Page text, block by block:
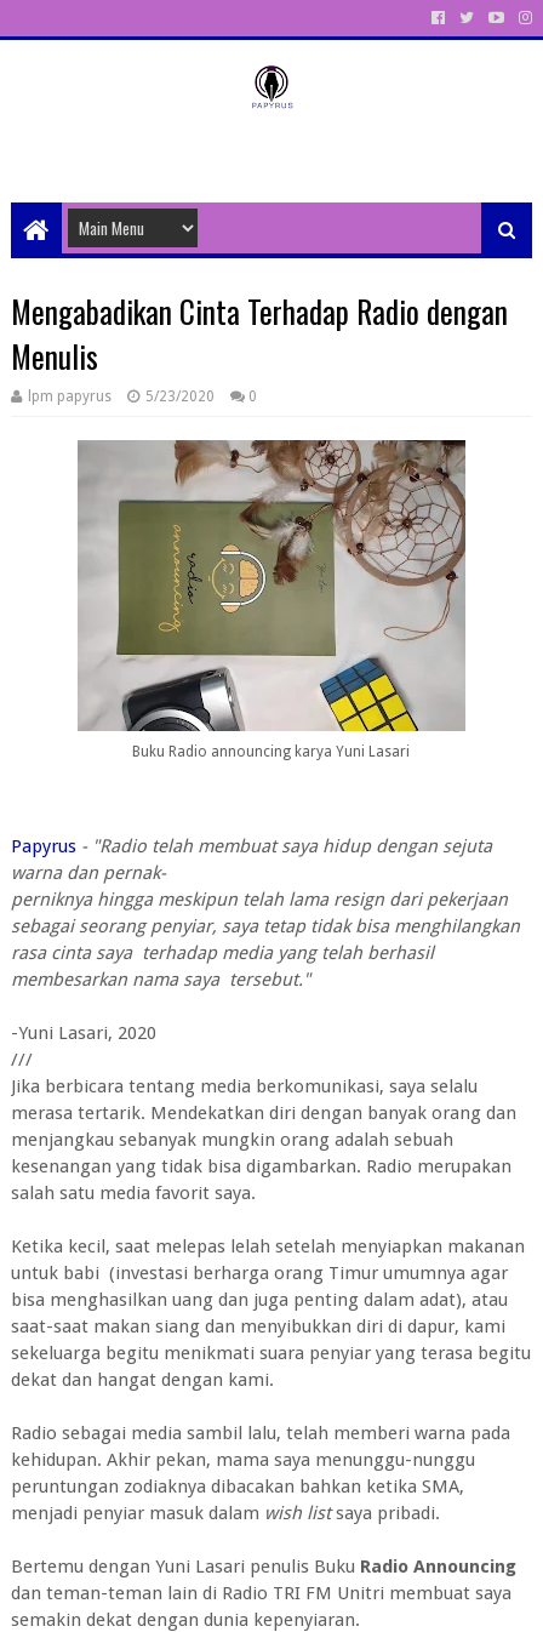
Mengabadikan Cinta Terhadap Radio dengan
Menulis
lpm papyrus 5/23/2020 0
Buku Radio announcing karya Yuni Lasari
Papyrus- "Radio telah membuat saya hidup dengan sejuta
warna dan pernak-
perniknya hingga meskipun telah lama resign dari pekerjaan
sebagaiseorang penyiar, saya tetap tidak bisa menghilangkan
rasa cinta saya terhadap media yang telah berhasil
membesarkan nama saya tersebut."
-Yuni Lasari, 2020
///
Jika berbicara tentang media berkomunikasi, saya selalu
merasa tertarik. Mendekatkan diri dengan banyak orang dan
menjangkau sebanyak mungkin orang adalah sebuah
kesenangan yang tidak bisa digambarkan. Radio merupakan
salah satu media favorit saya.
Ketika kecil, saat melepas lelah setelah menyiapkan makanan
untuk babi (investasi berharga orang Timur umumnya agar
bisa menghasilkan uang dan juga penting dalam adat), atau
saat-saat makan siang dan menyibukkan diri di dapur, kami
sekeluarga begitu menikmati suara penyiar yang terasa begitu
dekat dan hangat dengan kami.
Radio sebagai media sambil lalu, telah memberi warna pada
kehidupan. Akhir pekan, mama saya menunggu-nunggu
peruntungan zodiaknya dibacakan bahkan ketika SMA,
menjadi penyiar masuk dalam wish listsaya pribadi.
Bertemu dengan Yuni Lasari penulis Buku Radio Announcing
dan teman-teman lain di Radio TRI FM Unitri membuat saya
semakin dekat dengan dunia kepenyiaran.